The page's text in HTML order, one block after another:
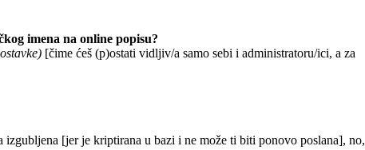
imena na online popisu?
[čime ćeš (p)ostati vidljiv/a samo sebi i administratoru/ici, a za
izgubljena [jer je kriptirana u bazi i ne može ti biti ponovo poslana], no,